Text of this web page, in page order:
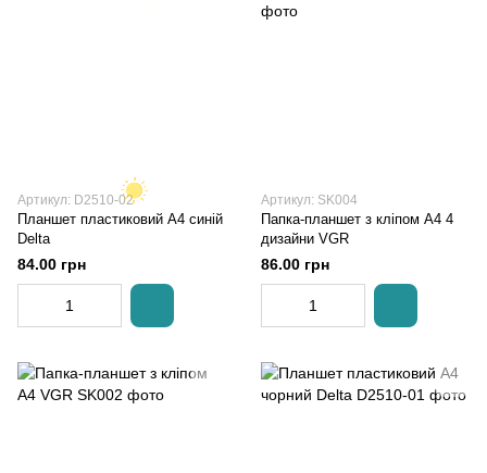
Артикул: D2510-02
Планшет пластиковий А4 синій
Delta
84.00 грн
Артикул: SK004
Папка-планшет з кліпом А4 4
дизайни VGR
86.00 грн